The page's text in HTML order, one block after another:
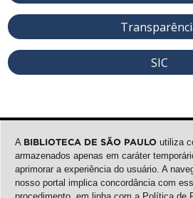
SIC
A BIBLIOTECA DE SÃO PAULO utiliza
armazenados apenas em caráter
aprimorar a experiência do usuário. A
nosso portal implica concordância com